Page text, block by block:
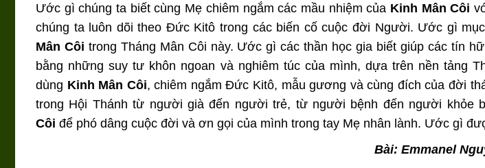
Ước gì chúng ta biết cùng Mẹ chiêm ngắm các mầu nhiệm của Kinh Mân Côi
chúng ta luôn dõi theo Đức Kitô trong các biến cố cuộc đời Người. Ước gì
Mân Côi trong Tháng Mân Côi này. Ước gì các thần học gia biết giúp các tín
bằng những suy tư khôn ngoan và nghiêm túc của mình, dựa trên nền tảng
dùng Kinh Mân Côi, chiêm ngắm Đức Kitô, mẫu gương và cùng đích của đời
trong Hội Thánh từ người già đến người trẻ, từ người bệnh đến người khỏe
Côi để phó dâng cuộc đời và ơn gọi của mình trong tay Mẹ nhân lành. Ước gì
Bài: Emmanel